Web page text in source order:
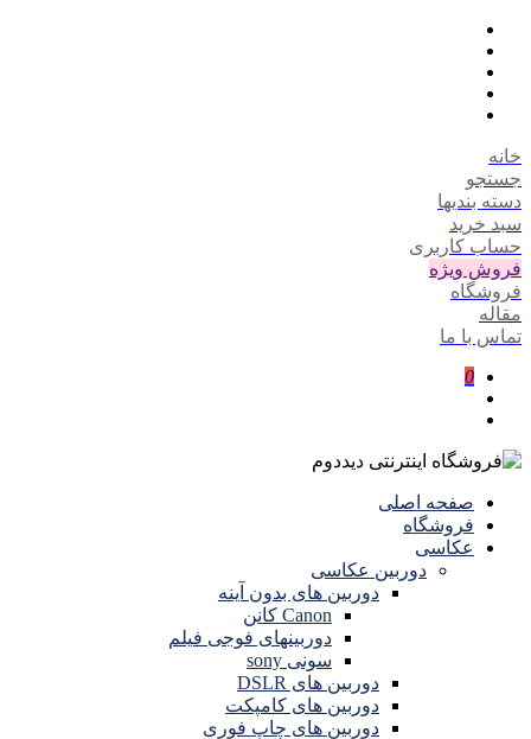
خانه
جستجو
دسته بندیها
سبد خرید
حساب کاربری
فروش ویژه
فروشگاه
مقاله
تماس با ما
0
صفحه اصلی
فروشگاه
عکاسی
دوربین عکاسی
دوربین های بدون آینه
Canon کانن
دوربینهای فوجی فیلم
سونی sony
دوربین های DSLR
دوربین های کامپکت
دوربین های چاپ فوری